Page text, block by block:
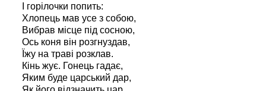
І горілочки попить:
Хлопець мав усе з собою,
Вибрав місце під сосною,
Ось коня він розгнуздав,
Їжу на траві розклав.
Кінь жує. Гонець гадає,
Яким буде царський дар,